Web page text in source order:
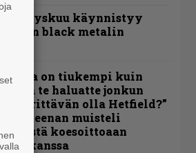
syyskuu käynnistyy
black metalin
on tiukempi kuin
ja te haluatte jonkun
yrittävän olla Hetfield?”
Keenan muisteli
koesoittoaan
kanssa